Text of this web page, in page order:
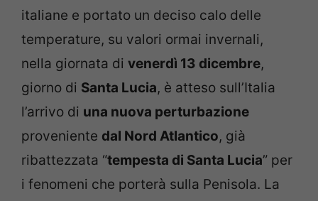
italiane e portato un deciso calo delle
temperature, su valori ormai invernali,
nella giornata di venerdì 13 dicembre,
giorno di Santa Lucia, è atteso sull’Italia
l’arrivo di una nuova perturbazione
proveniente dal Nord Atlantico, già
ribattezzata “tempesta di Santa Lucia” per
i fenomeni che porterà sulla Penisola. La